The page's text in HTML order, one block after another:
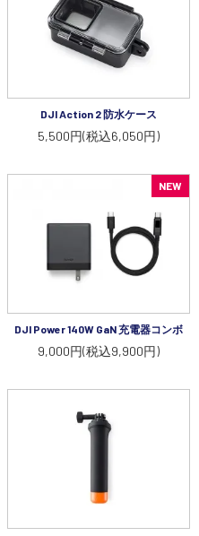
DJI Action 2 防水ケース
5,500円(税込6,050円)
NEW
DJI Power 140W GaN 充電器コンボ
9,000円(税込9,900円)